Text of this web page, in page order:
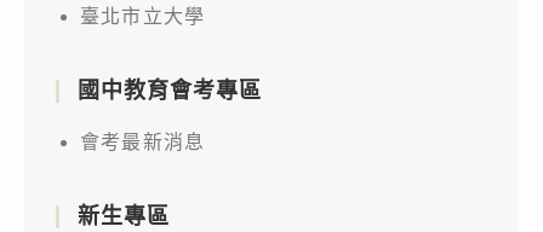
臺北市立大學
國中教育會考專區
會考最新消息
新生專區